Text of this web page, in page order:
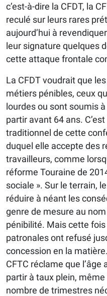
c’est-à-dire la CFDT, la
reculé sur leurs rares
aujourd’hui à
leur signature quelques
cette attaque frontale
La CFDT voudrait que
métiers pénibles, ceux
lourdes ou sont soumis
partir avant 64 ans.
traditionnel de cette
duquel elle accepte des
travailleurs, comme
réforme Touraine de
sociale ». Sur le terrain,
réduire à néant les
genre de mesure au
pénibilité. Mais cette
patronales ont refusé
concession en la
CFTC réclame que
partir à taux plein, même
nombre de trimestres